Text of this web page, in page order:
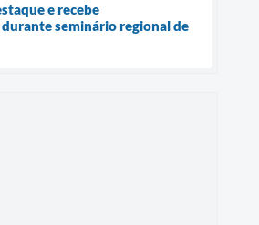
e recebe
seminário regional de